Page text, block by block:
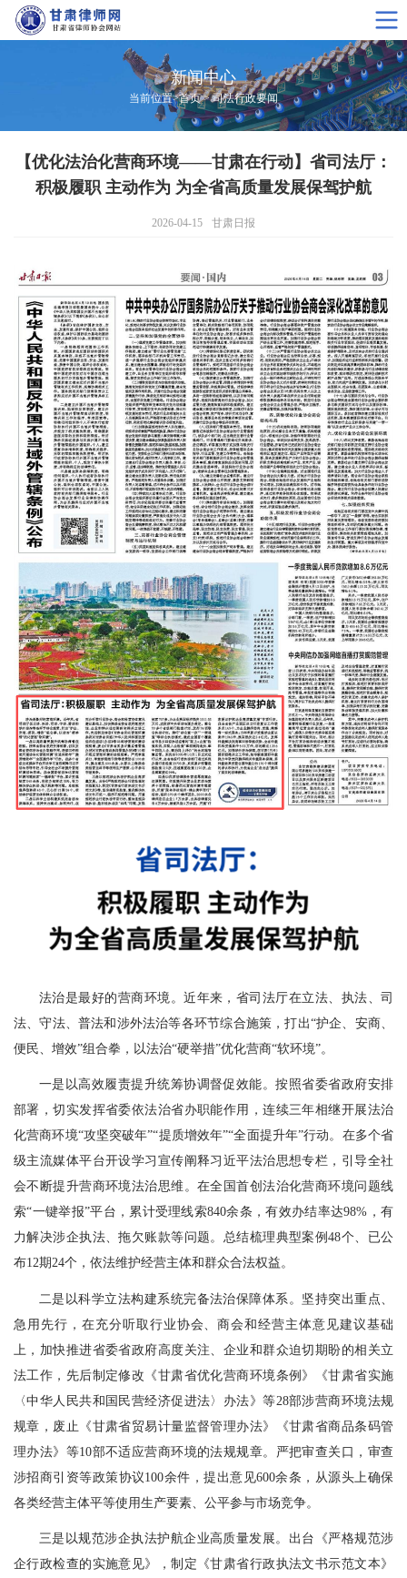
新闻中心
当前位置>首页>司法行政要闻
【优化法治化营商环境——甘肃在行动】省司法厅：
积极履职 主动作为 为全省高质量发展保驾护航
2026-04-15 甘肃日报
法治是最好的营商环境。近年来，省司法厅在立法、执法、司
法、守法、普法和涉外法治等各环节综合施策，打出“护企、安商、
便民、增效”组合拳，以法治“硬举措”优化营商“软环境”。
一是以高效履责提升统筹协调督促效能。按照省委省政府安排
部署，切实发挥省委依法治省办职能作用，连续三年相继开展法治
化营商环境“攻坚突破年”“提质增效年”“全面提升年”行动。在多个省
级主流媒体平台开设学习宣传阐释习近平法治思想专栏，引导全社
会不断提升营商环境法治思维。在全国首创法治化营商环境问题线
索“一键举报”平台，累计受理线索840余条，有效办结率达98%，有
力解决涉企执法、拖欠账款等问题。总结梳理典型案例48个、已公
布12期24个，依法维护经营主体和群众合法权益。
二是以科学立法构建系统完备法治保障体系。坚持突出重点、
急用先行，在充分听取行业协会、商会和经营主体意见建议基础
上，加快推进省委省政府高度关注、企业和群众迫切期盼的相关立
法工作，先后制定修改《甘肃省优化营商环境条例》《甘肃省实施
〈中华人民共和国民营经济促进法〉办法》等28部涉营商环境法规
规章，废止《甘肃省贸易计量监督管理办法》《甘肃省商品条码管
理办法》等10部不适应营商环境的法规规章。严把审查关口，审查
涉招商引资等政策协议100余件，提出意见600余条，从源头上确保
各类经营主体平等使用生产要素、公平参与市场竞争。
三是以规范涉企执法护航企业高质量发展。出台《严格规范涉
企行政检查的实施意见》，制定《甘肃省行政执法文书示范文本》